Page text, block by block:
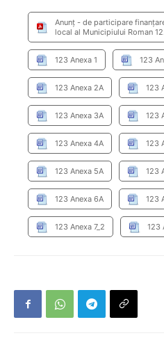
Anunț - de participare
local al Municipiului Roman
123 Anexa 1 123
123 Anexa 2A 123
123 Anexa 3A 123
123 Anexa 4A 123
123 Anexa 5A 123
123 Anexa 6A 123
123 Anexa 7_2 123